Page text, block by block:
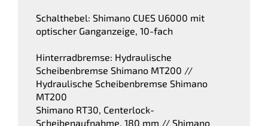
Schalthebel: Shimano CUES U6000 mit
optischer Ganganzeige, 10-fach
Hinterradbremse: Hydraulische
Scheibenbremse Shimano MT200 //
Hydraulische Scheibenbremse Shimano
MT200
Shimano RT30, Centerlock-
Scheibenaufnahme, 180 mm // Shimano